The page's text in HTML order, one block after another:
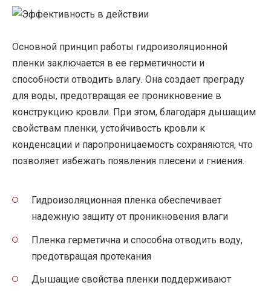
Основной принцип работы гидроизоляционной
пленки заключается в ее герметичности и
способности отводить влагу. Она создает преграду
для воды, предотвращая ее проникновение в
конструкцию кровли. При этом, благодаря дышащим
свойствам пленки, устойчивость кровли к
конденсации и паропроницаемость сохраняются, что
позволяет избежать появления плесени и гниения.
Гидроизоляционная пленка обеспечивает
надежную защиту от проникновения влаги
Пленка герметична и способна отводить воду,
предотвращая протекания
Дышащие свойства пленки поддерживают